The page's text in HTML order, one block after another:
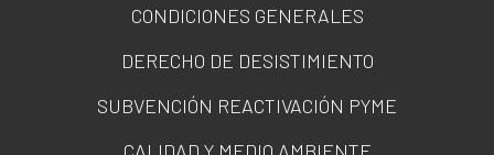
CONDICIONES GENERALES
DERECHO DE DESISTIMIENTO
SUBVENCIÓN REACTIVACIÓN PYME